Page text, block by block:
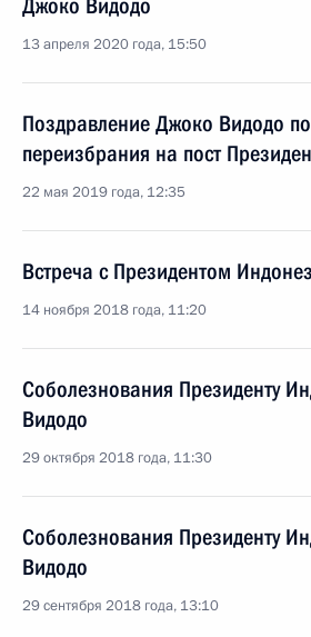
Джоко Видодо
13 апреля 2020 года, 15:50
Поздравление Джоко Видодо
переизбрания на пост
22 мая 2019 года, 12:35
Встреча с Президентом
14 ноября 2018 года, 11:20
Соболезнования Президенту
Видодо
29 октября 2018 года, 11:30
Соболезнования Президенту
Видодо
29 сентября 2018 года, 13:10